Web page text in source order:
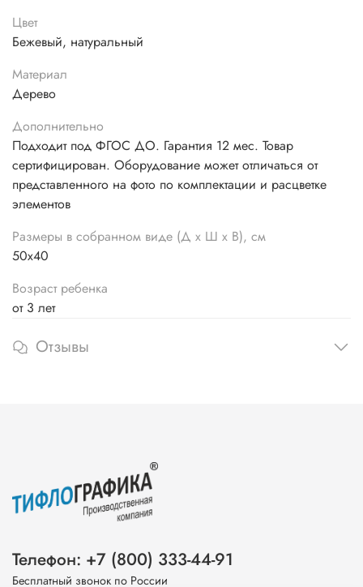
Цвет
Бежевый, натуральный
Материал
Дерево
Дополнительно
Подходит под ФГОС ДО. Гарантия 12 мес. Товар
сертифицирован. Оборудование может отличаться от
представленного на фото по комплектации и расцветке
элементов
Размеры в собранном виде (Д х Ш х В), см
50х40
Возраст ребенка
от 3 лет
Отзывы
Телефон: +7 (800) 333-44-91
Бесплатный звонок по России